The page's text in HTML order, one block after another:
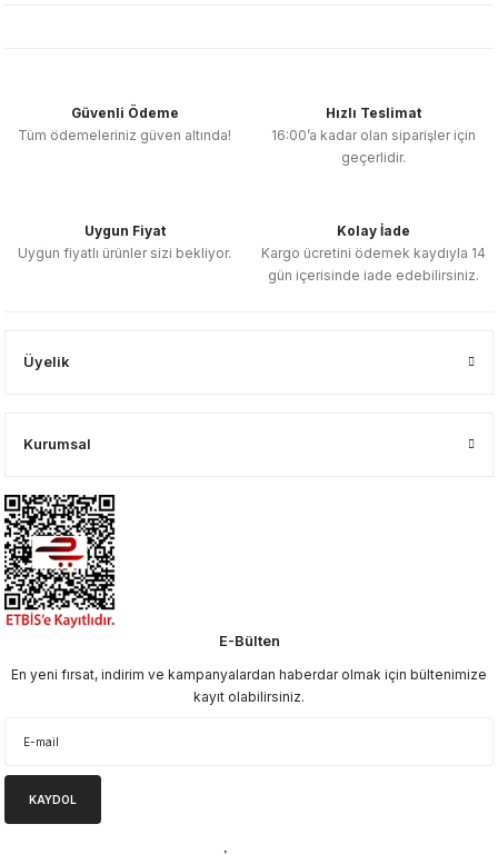
Güvenli Ödeme
Tüm ödemeleriniz güven altında!
Hızlı Teslimat
16:00’a kadar olan siparişler için
geçerlidir.
Uygun Fiyat
Uygun fiyatlı ürünler sizi bekliyor.
Kolay İade
Kargo ücretini ödemek kaydıyla 14
gün içerisinde iade edebilirsiniz.
Üyelik
Kurumsal
E-Bülten
En yeni fırsat, indirim ve kampanyalardan haberdar olmak için bültenimize
kayıt olabilirsiniz.
KAYDOL